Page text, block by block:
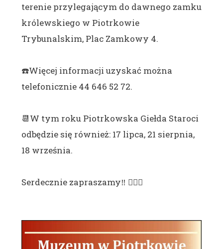
terenie przylegającym do dawnego zamku
królewskiego w Piotrkowie
Trybunalskim, Plac Zamkowy 4.
☎️Więcej informacji uzyskać można
telefonicznie 44 646 52 72.
📆W tym roku Piotrkowska Giełda Staroci
odbędzie się również: 17 lipca, 21 sierpnia,
18 września.
Serdecznie zapraszamy‼️ 🙋‍🙋‍♂